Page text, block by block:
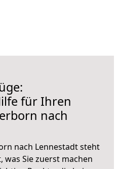
für Ihren
nach
nach Lennestadt steht
was Sie zuerst machen